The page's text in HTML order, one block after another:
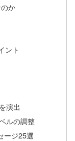
か
ント
演出
ルの調整
ージ25選